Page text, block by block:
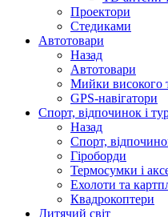
Проектори
Стедиками
Автотовари
Назад
Автотовари
Мийки високого
GPS-навігатори
Спорт, відпочинок і
Назад
Спорт,
Гіроборди
Термосумки і
Ехолоти та
Квадрокоптери
Дитячий світ